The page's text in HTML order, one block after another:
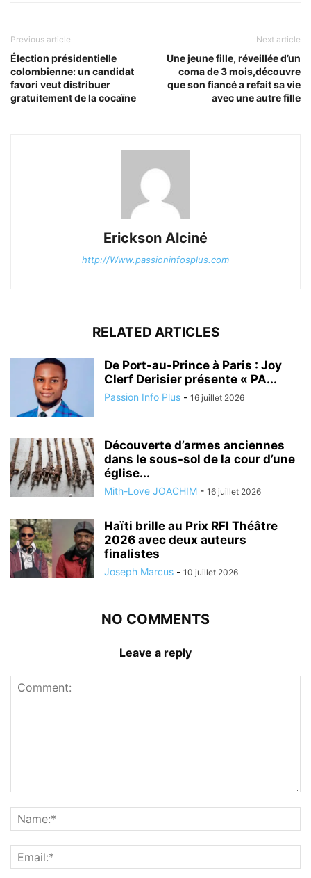
Previous article
Élection présidentielle
colombienne: un candidat
favori veut distribuer
gratuitement de la cocaïne
Next article
Une jeune fille, réveillée d’un
coma de 3 mois,découvre
que son fiancé a refait sa vie
avec une autre fille
Erickson Alciné
http://Www.passioninfosplus.com
RELATED ARTICLES
De Port-au-Prince à Paris : Joy
Clerf Derisier présente « PA...
Passion Info Plus - 16 juillet 2026
Découverte d’armes anciennes
dans le sous-sol de la cour d’une
église...
Mith-Love JOACHIM - 16 juillet 2026
Haïti brille au Prix RFI Théâtre
2026 avec deux auteurs
finalistes
Joseph Marcus - 10 juillet 2026
NO COMMENTS
Leave a reply